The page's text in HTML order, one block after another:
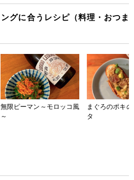
グに合うレシピ（料理・おつま
無限ピーマン～モロッコ風
～
まぐろのポキ
タ